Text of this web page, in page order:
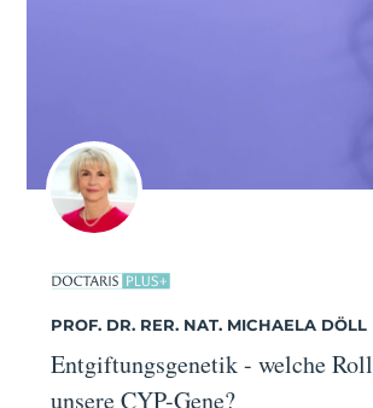
PROF. DR. RER. NAT. MICHAELA DÖLL
Entgiftungsgenetik - welche
unsere CYP-Gene?